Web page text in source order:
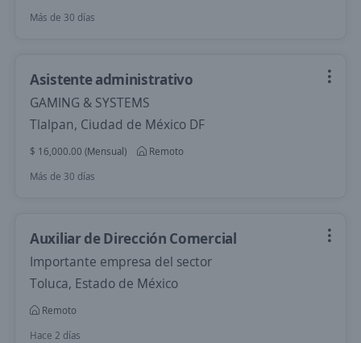
Más de 30 días
Asistente administrativo
GAMING & SYSTEMS
Tlalpan, Ciudad de México DF
$ 16,000.00 (Mensual)
Remoto
Más de 30 días
Auxiliar de Dirección Comercial
Importante empresa del sector
Toluca, Estado de México
Remoto
Hace 2 días